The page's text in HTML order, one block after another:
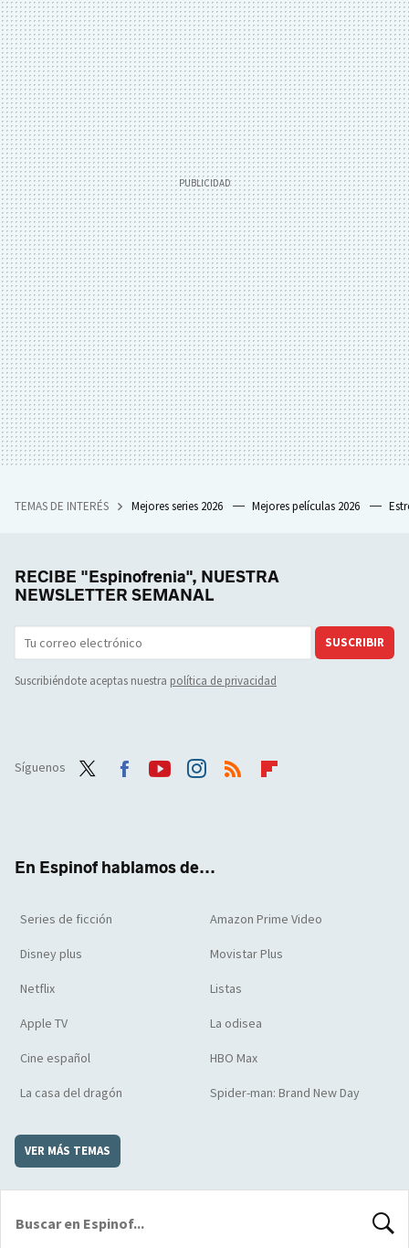
TEMAS DE INTERÉS Mejores series 2026 Mejores películas 2026
RECIBE "Espinofrenia", NUESTRA
NEWSLETTER SEMANAL
SUSCRIBIR
Suscribiéndote aceptas nuestra política de privacidad
Síguenos
En Espinof hablamos de...
Series de ficción Amazon Prime Video
Disney plus Movistar Plus
Netflix Listas
Apple TV La odisea
Cine español HBO Max
La casa del dragón Spider-man: Brand New Day
VER MÁS TEMAS